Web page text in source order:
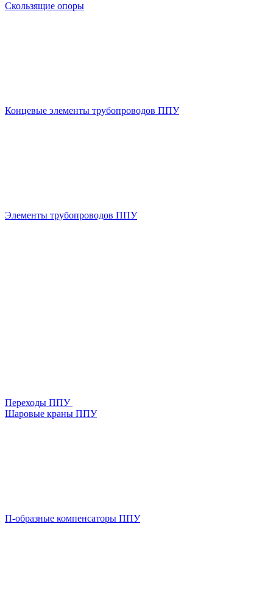
Скользящие опоры
Концевые элементы трубопроводов ППУ
Элементы трубопроводов ППУ
Переходы ППУ
Шаровые краны ППУ
П-образные компенсаторы ППУ